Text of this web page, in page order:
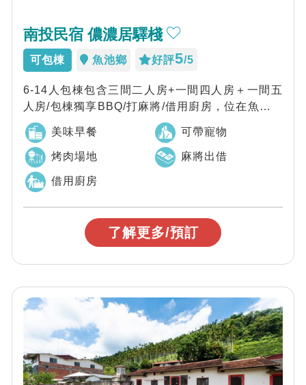
南投民宿 儂濃居驛棧
可包棟 魚池鄉 好評5/5
6-14人包棟包含三間二人房+一間四人房＋一間五
人房/包棟獨享BBQ/打麻將/借用廚房，位在魚池商
圈/近九族.日月潭/南投最平價包...
美味早餐 可帶寵物
烤肉場地 麻將出借
借用廚房
了解更多/預訂